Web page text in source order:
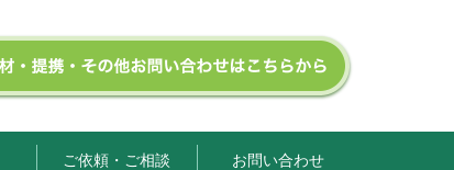
ご依頼・ご相談 お問い合わせ